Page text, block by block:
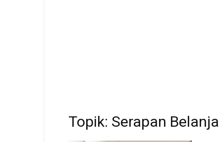
Topik: Serapan Belanja